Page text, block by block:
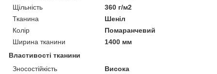
Щільність
360 г/м2
Тканина
Шеніл
Колір
Помаранчевий
Ширина тканини
1400 мм
Властивості тканини
Зносостійкість
Висока